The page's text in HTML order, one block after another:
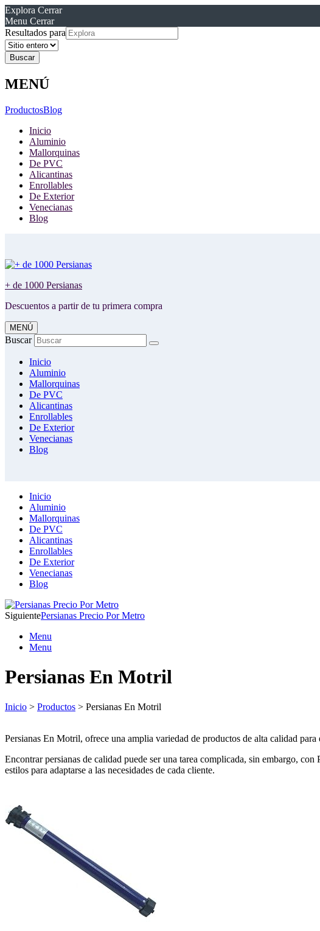
Explora Cerrar
Menu Cerrar
Resultados para
MENÚ
ProductosBlog
Inicio
Aluminio
Mallorquinas
De PVC
Alicantinas
Enrollables
De Exterior
Venecianas
Blog
+ de 1000 Persianas
Descuentos a partir de tu primera compra
MENÚ
Buscar
Inicio
Aluminio
Mallorquinas
De PVC
Alicantinas
Enrollables
De Exterior
Venecianas
Blog
Inicio
Aluminio
Mallorquinas
De PVC
Alicantinas
Enrollables
De Exterior
Venecianas
Blog
SiguientePersianas Precio Por Metro
Menu
Menu
Persianas En Motril
Inicio > Productos > Persianas En Motril
Persianas En Motril, ofrece una amplia variedad de productos de alta calidad
Encontrar persianas de calidad puede ser una tarea complicada, sin embargo,
estilos para adaptarse a las necesidades de cada cliente.